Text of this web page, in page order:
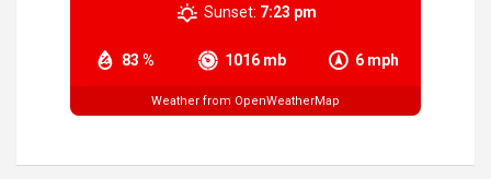
83 % 1016 mb 6 mph
Sunset: 7:23 pm
Weather from OpenWeatherMap